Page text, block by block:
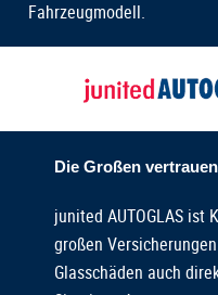
Fahrzeugmodell.
Die Großen
junited AUTOGLAS ist
großen
Glasschäden auch